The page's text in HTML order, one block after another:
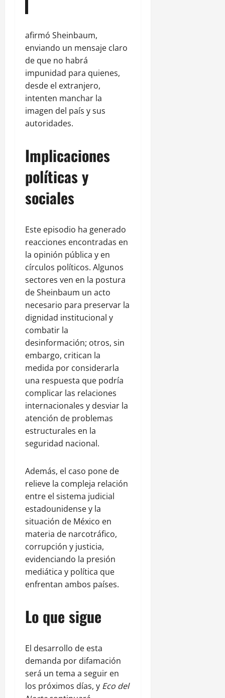
afirmó Sheinbaum,
enviando un mensaje claro
de que no habrá
impunidad para quienes,
desde el extranjero,
intenten manchar la
imagen del país y sus
autoridades.
Implicaciones
políticas y
sociales
Este episodio ha generado
reacciones encontradas en
la opinión pública y en
círculos políticos. Algunos
sectores ven en la postura
de Sheinbaum un acto
necesario para preservar la
dignidad institucional y
combatir la
desinformación; otros, sin
embargo, critican la
medida por considerarla
una respuesta que podría
complicar las relaciones
internacionales y desviar la
atención de problemas
estructurales en la
seguridad nacional.
Además, el caso pone de
relieve la compleja relación
entre el sistema judicial
estadounidense y la
situación de México en
materia de narcotráfico,
corrupción y justicia,
evidenciando la presión
mediática y política que
enfrentan ambos países.
Lo que sigue
El desarrollo de esta
demanda por difamación
será un tema a seguir en
los próximos días, y Eco del